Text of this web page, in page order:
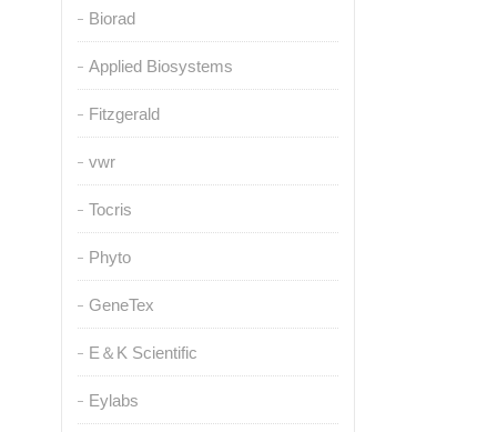
Biorad
Applied Biosystems
Fitzgerald
vwr
Tocris
Phyto
GeneTex
E＆K Scientific
Eylabs